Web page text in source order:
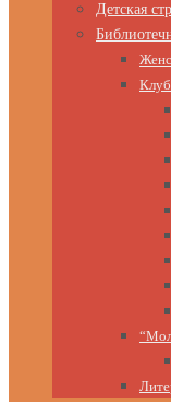
Детская